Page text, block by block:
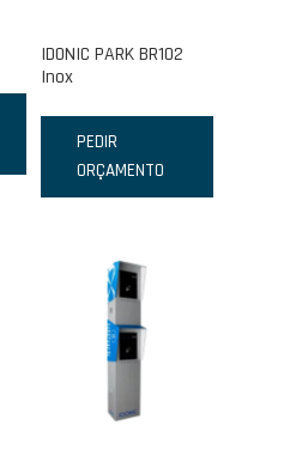
IDONIC PARK BR102
Inox
PEDIR
ORÇAMENTO